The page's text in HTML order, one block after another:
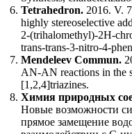
Tetrahedron. 2016. V.
highly stereoselective
2-(trihalomethyl)-2H-
trans-trans-3-nitro-4-
Mendeleev Commun.
AN-AN reactions in the
[1,2,4]triazines.
Химия природных
Новые возможности
прямое замещение